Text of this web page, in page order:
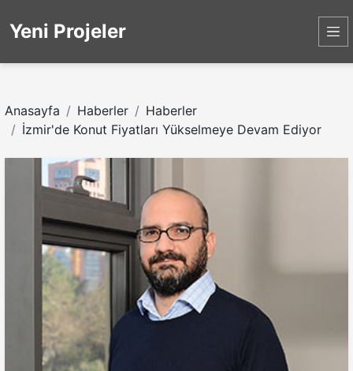
Yeni Projeler
Anasayfa Haberler
Haberler
İzmir'de Konut Fiyatları Yükselmeye Devam Ediyor